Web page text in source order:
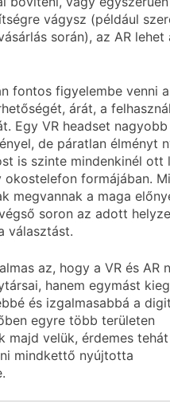
vágysz (például
során), az AR lehet
fontos figyelembe venni
árát, a
Egy VR headset nagyobb
de páratlan élményt
is szinte mindenkinél ott
okostelefon formájában.
megvannak a maga
soron az adott
választást.
az, hogy a VR és AR
hanem egymást
és izgalmasabbá a
egyre több területen
majd velük, érdemes tehát
mindkettő nyújtotta